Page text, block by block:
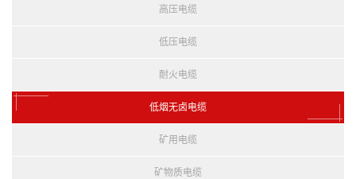
高压电缆
低压电缆
耐火电缆
低烟无卤电缆
矿用电缆
矿物质电缆